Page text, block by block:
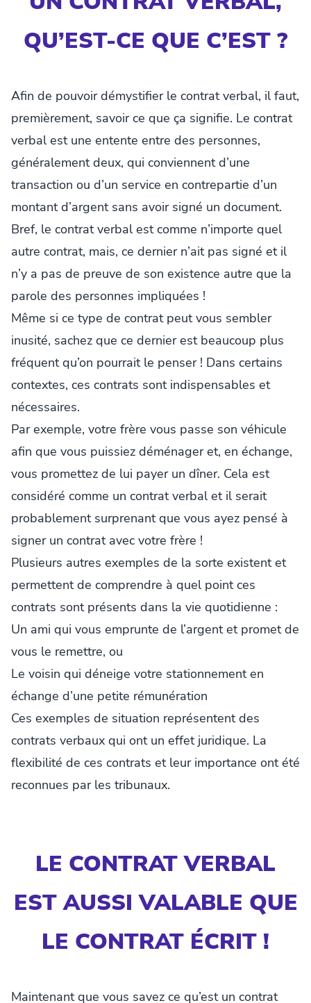
QU’EST-CE QUE C’EST ?
Afin de pouvoir démystifier le contrat verbal, il faut,
premièrement, savoir ce que ça signifie. Le contrat
verbal est une entente entre des personnes,
généralement deux, qui conviennent d’une
transaction ou d’un service en contrepartie d’un
montant d’argent sans avoir signé un document.
Bref, le contrat verbal est comme n’importe quel
autre contrat, mais, ce dernier n’ait pas signé et il
n’y a pas de preuve de son existence autre que la
parole des personnes impliquées !
Même si ce type de contrat peut vous sembler
inusité, sachez que ce dernier est beaucoup plus
fréquent qu’on pourrait le penser ! Dans certains
contextes, ces contrats sont indispensables et
nécessaires.
Par exemple, votre frère vous passe son véhicule
afin que vous puissiez déménager et, en échange,
vous promettez de lui payer un dîner. Cela est
considéré comme un contrat verbal et il serait
probablement surprenant que vous ayez pensé à
signer un contrat avec votre frère !
Plusieurs autres exemples de la sorte existent et
permettent de comprendre à quel point ces
contrats sont présents dans la vie quotidienne :
Un ami qui vous emprunte de l’argent et promet de
vous le remettre, ou
Le voisin qui déneige votre stationnement en
échange d’une petite rémunération
Ces exemples de situation représentent des
contrats verbaux qui ont un effet juridique. La
flexibilité de ces contrats et leur importance ont été
reconnues par les tribunaux.
LE CONTRAT VERBAL
EST AUSSI VALABLE QUE
LE CONTRAT ÉCRIT !
Maintenant que vous savez ce qu’est un contrat